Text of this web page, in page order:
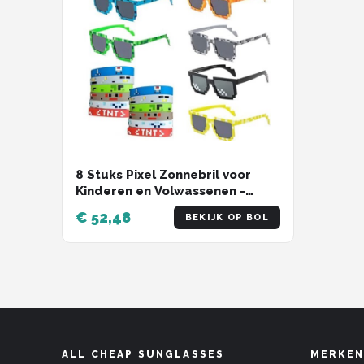
8 Stuks Pixel Zonnebril voor
Kinderen en Volwassenen -
Feestelijke Mozaïek Brillen en
Themaarmbanden
€ 52,48 BEKIJK OP BOL
ALL CHEAP SUNGLASSES MERKEN